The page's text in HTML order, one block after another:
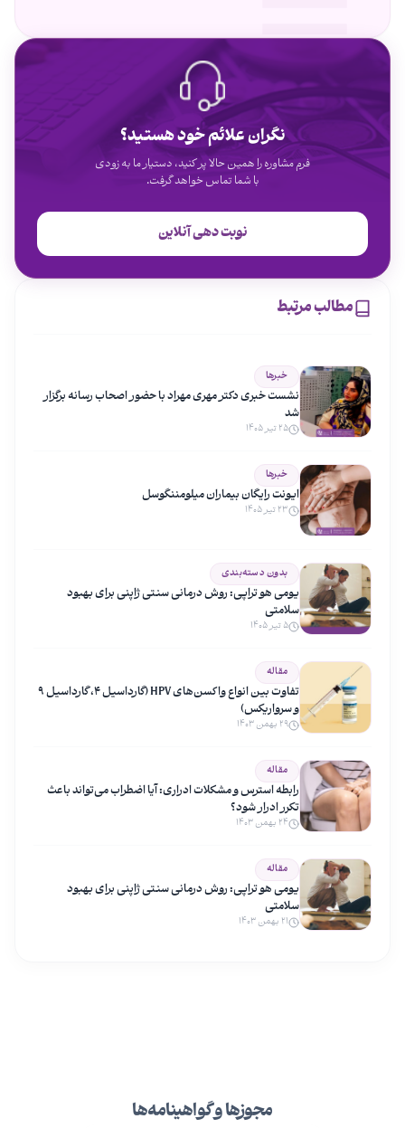
نگران علائم خود هستید؟
فرم مشاوره را همین حالا پر کنید، دستیار ما به زودی
با شما تماس خواهد گرفت.
نوبت دهی آنلاین
مطالب مرتبط
خبرها
نشست خبری دکتر مهری مهراد با حضور اصحاب رسانه برگزار
شد
۲۵ تیر ۱۴۰۵
خبرها
ایونت رایگان بیماران میلومننگوسل
۲۳ تیر ۱۴۰۵
بدون دسته‌بندی
یومی هو تراپی: روش درمانی سنتی ژاپنی برای بهبود
سلامتی
۵ تیر ۱۴۰۵
مقاله
تفاوت بین انواع واکسن‌های HPV (گارداسیل ۴، گارداسیل ۹
و سرواریکس)
۲۹ بهمن ۱۴۰۳
مقاله
رابطه استرس و مشکلات ادراری: آیا اضطراب می‌تواند باعث
تکرر ادرار شود؟
۲۴ بهمن ۱۴۰۳
مقاله
یومی هو تراپی: روش درمانی سنتی ژاپنی برای بهبود
سلامتی
۲۱ بهمن ۱۴۰۳
مجوزها و گواهینامه‌ها